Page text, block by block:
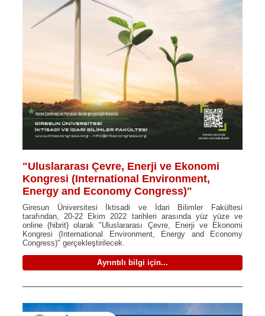
"Uluslararası Çevre, Enerji ve Ekonomi
Kongresi (International Environment,
Energy and Economy Congress)"
Giresun Üniversitesi İktisadi ve İdari Bilimler Fakültesi
tarafından, 20-22 Ekim 2022 tarihleri arasında yüz yüze ve
online (hibrit) olarak "Uluslararası Çevre, Enerji ve Ekonomi
Kongresi (International Environment, Energy and Economy
Congress)" gerçekleştirilecek.
Ayrıntılı bilgi için...